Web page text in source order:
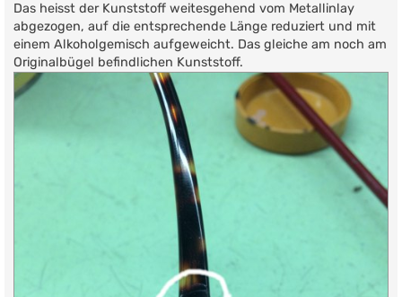
Das heisst der Kunststoff weitesgehend vom Metallinlay
abgezogen, auf die entsprechende Länge reduziert und mit
einem Alkoholgemisch aufgeweicht. Das gleiche am noch am
Originalbügel befindlichen Kunststoff.